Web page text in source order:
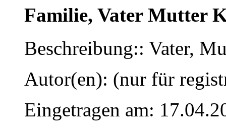
Familie, Vater Mutter
Beschreibung:: Vater,
Autor(en): (nur für
Eingetragen am: